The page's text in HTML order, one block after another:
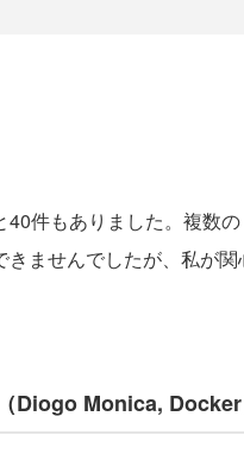
件もありました。複数
ませんでしたが、私が
Monica, Docker